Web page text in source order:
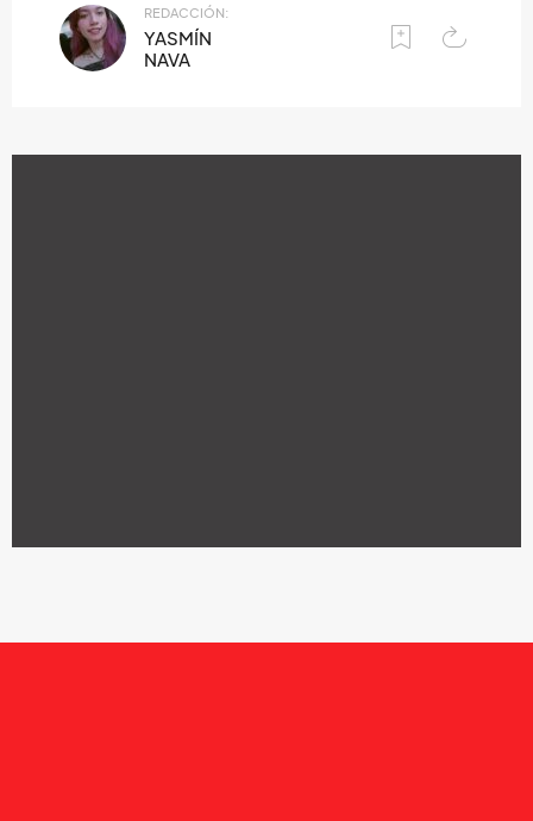
REDACCIÓN:
YASMÍN
NAVA